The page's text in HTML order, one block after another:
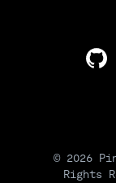
© 2026
Rights